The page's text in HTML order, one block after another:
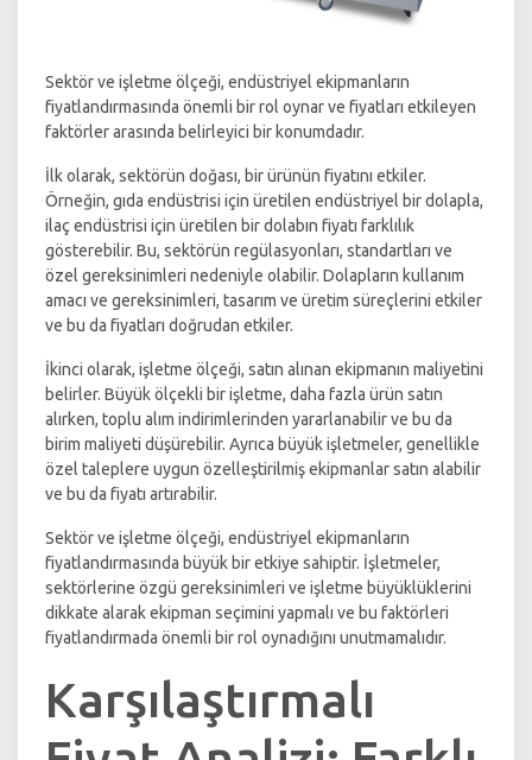
Sektör ve işletme ölçeği, endüstriyel ekipmanların
fiyatlandırmasında önemli bir rol oynar ve fiyatları etkileyen
faktörler arasında belirleyici bir konumdadır.
İlk olarak, sektörün doğası, bir ürünün fiyatını etkiler.
Örneğin, gıda endüstrisi için üretilen endüstriyel bir dolapla,
ilaç endüstrisi için üretilen bir dolabın fiyatı farklılık
gösterebilir. Bu, sektörün regülasyonları, standartları ve
özel gereksinimleri nedeniyle olabilir. Dolapların kullanım
amacı ve gereksinimleri, tasarım ve üretim süreçlerini etkiler
ve bu da fiyatları doğrudan etkiler.
İkinci olarak, işletme ölçeği, satın alınan ekipmanın maliyetini
belirler. Büyük ölçekli bir işletme, daha fazla ürün satın
alırken, toplu alım indirimlerinden yararlanabilir ve bu da
birim maliyeti düşürebilir. Ayrıca büyük işletmeler, genellikle
özel taleplere uygun özelleştirilmiş ekipmanlar satın alabilir
ve bu da fiyatı artırabilir.
Sektör ve işletme ölçeği, endüstriyel ekipmanların
fiyatlandırmasında büyük bir etkiye sahiptir. İşletmeler,
sektörlerine özgü gereksinimleri ve işletme büyüklüklerini
dikkate alarak ekipman seçimini yapmalı ve bu faktörleri
fiyatlandırmada önemli bir rol oynadığını unutmamalıdır.
Karşılaştırmalı